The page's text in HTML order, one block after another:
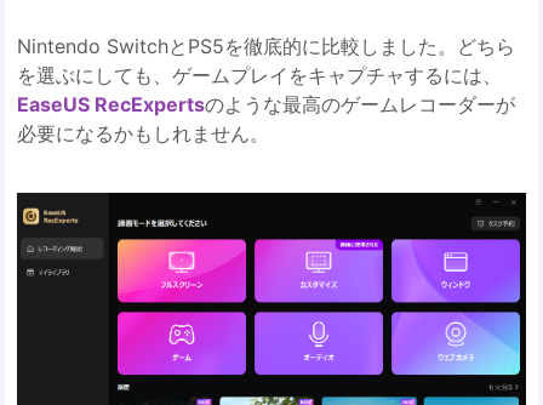
Nintendo SwitchとPS5を徹底的に比較しました。どちら
を選ぶにしても、ゲームプレイをキャプチャするには、
EaseUS RecExpertsのような最高のゲームレコーダーが
必要になるかもしれません。